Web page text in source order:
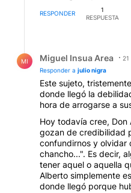
RESPONDER
1
RESPUESTA
MI Miguel Insua Area
21
Responder a julio nigra
Este sujeto,
donde llegó la
hora de arrogarse a
Hoy todavía cree,
gozan de credibilidad
confundirnos y olvidar
chancho...". Es decir,
tener aquel o aquella
Alberto simplemente
donde llegó porque